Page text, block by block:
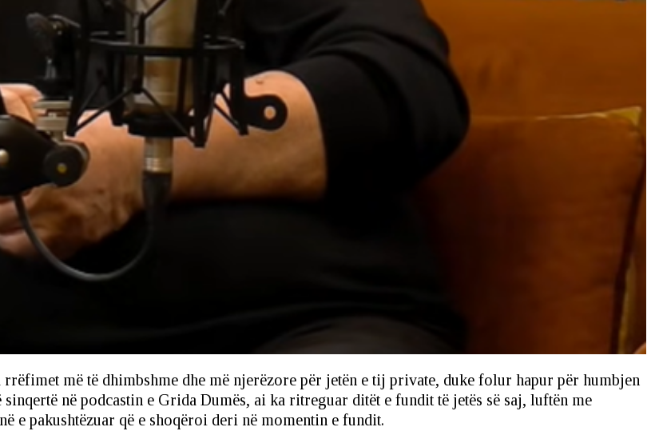
më të dhimbshme dhe më njerëzore për jetën e tij private, duke folur hapur për humbjen
në podcastin e Grida Dumës, ai ka ritreguar ditët e fundit të jetës së saj, luftën me
e pakushtëzuar që e shoqëroi deri në momentin e fundit.